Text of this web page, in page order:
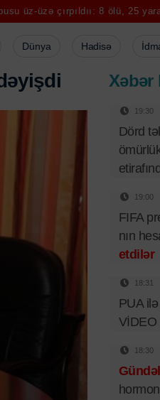
8 ölü, 25 yaralı Soyuq
Dünya Hadisə
əyişdi Xəbər
19:30
Dörd
19:00
FIFA
nın
etdilər
18:31
PUA
VİDEO
18:30